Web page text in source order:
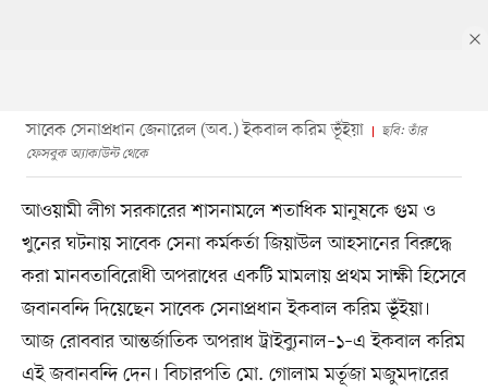
সাবেক সেনাপ্রধান জেনারেল (অব.) ইকবাল করিম ভূঁইয়া
ছবি: তাঁর
ফেসবুক অ্যাকাউন্ট থেকে
আওয়ামী লীগ সরকারের শাসনামলে শতাধিক মানুষকে গুম ও
খুনের ঘটনায় সাবেক সেনা কর্মকর্তা জিয়াউল আহসানের বিরুদ্ধে
করা মানবতাবিরোধী অপরাধের একটি মামলায় প্রথম সাক্ষী হিসেবে
জবানবন্দি দিয়েছেন সাবেক সেনাপ্রধান ইকবাল করিম ভূঁইয়া।
আজ রোববার আন্তর্জাতিক অপরাধ ট্রাইব্যুনাল–১–এ ইকবাল করিম
এই জবানবন্দি দেন। বিচারপতি মো. গোলাম মর্তূজা মজুমদারের